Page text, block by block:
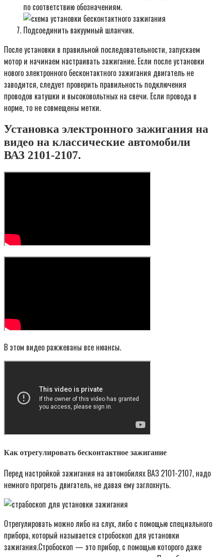
по соответствию обозначениям.
Подсоединить вакуумный шланчик.
После установки в правильной последовательности, запускаем
мотор и начинаем настраивать зажигание. Если после установки
нового электронного бесконтактного зажигания двигатель не
заводится, следует проверить правильность подключения
проводов катушки и высоковольтных на свечи. Если провода в
норме, то не совмещены метки.
Установка электронного зажигания на
видео на классические автомобили
ВАЗ 2101-2107.
В этом видео ражжеваны все нюансы.
Как отрегулировать бесконтактное зажигание
Перед настройкой зажигания на автомобилях ВАЗ 2101-2107, надо
немного прогреть двигатель, не давая ему заглохнуть.
Отрегулировать можно либо на слух, либо с помощью специального
прибора, который называется стробоскоп для установки
зажигания.Стробоскоп — это прибор, с помощью которого даже